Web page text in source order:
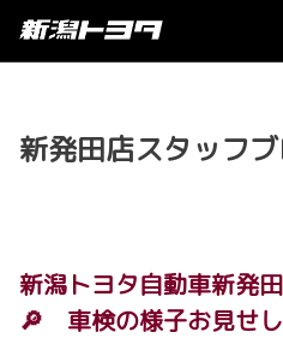
新発田店スタッフ
新潟トヨタ自動車新発
🔎 車検の様子お見せ